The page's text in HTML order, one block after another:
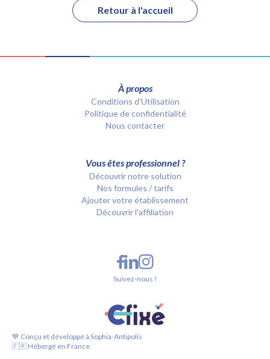
Retour à l'accueil
À propos
Conditions d’Utilisation
Politique de confidentialité
Nous contacter
Vous êtes professionnel ?
Découvrir notre solution
Nos formules / tarifs
Ajouter votre établissement
Découvrir l'affiliation
💙 Conçu et développé à Sophia-Antipolis
🇫🇷 Hébergé en France
Suivez-nous !